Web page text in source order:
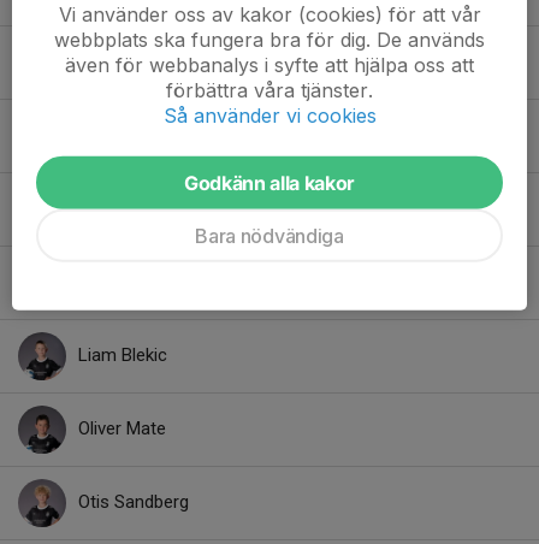
Harry Swernfeldt
Jason Ekelund
Liam Blekic
Oliver Mate
Otis Sandberg
Vi använder oss av kakor (cookies) för att vår
webbplats ska fungera bra för dig. De används
även för webbanalys i syfte att hjälpa oss att
förbättra våra tjänster.
Så använder vi cookies
Godkänn alla kakor
Bara nödvändiga